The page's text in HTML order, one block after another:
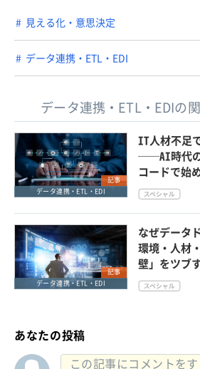
見える化・意思決定
データ連携・ETL・EDI
データ連携・ETL・EDIの
記事
データ連携・ETL・EDI
IT人材不足
──AI時代の
コードで始
記事
データ連携・ETL・EDI
なぜデータ
環境・人材
壁」をツブ
あなたの投稿